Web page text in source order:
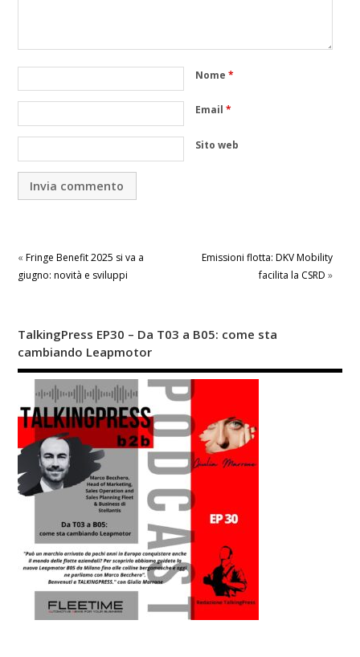
Nome *
Email *
Sito web
« Fringe Benefit 2025 si va a
giugno: novità e sviluppi
Emissioni flotta: DKV Mobility
facilita la CSRD »
TalkingPress EP30 – Da T03 a B05: come sta
cambiando Leapmotor